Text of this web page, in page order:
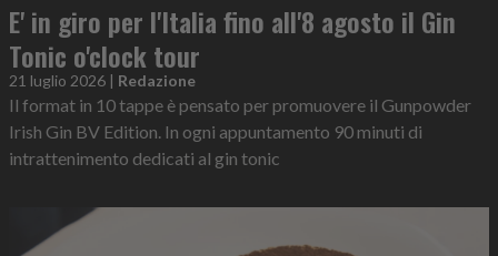
E' in giro per l'Italia fino all'8 agosto il Gin
Tonic o'clock tour
21 luglio 2026 | Redazione
Il format in 10 tappe è pensato per promuovere il Gunpowder
Irish Gin BV Edition. In ogni appuntamento 90 minuti di
intrattenimento dedicati al gin tonic